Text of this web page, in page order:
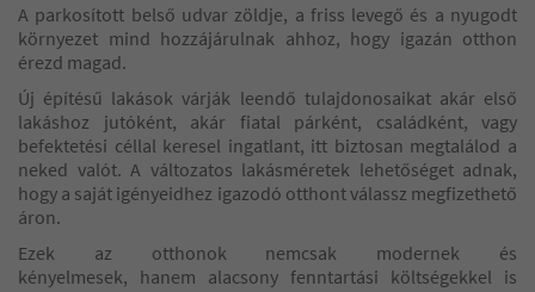
A parkosított belső udvar zöldje, a friss levegő és a nyugodt
környezet mind hozzájárulnak ahhoz, hogy igazán otthon
érezd magad.
Új építésű lakások várják leendő tulajdonosaikat akár első
lakáshoz jutóként, akár fiatal párként, családként, vagy
befektetési céllal keresel ingatlant, itt biztosan megtalálod a
neked valót. A változatos lakásméretek lehetőséget adnak,
hogy a saját igényeidhez igazodó otthont válassz megfizethető
áron.
Ezek az otthonok nemcsak modernek és
kényelmesek, hanem alacsony fenntartási költségekkel is